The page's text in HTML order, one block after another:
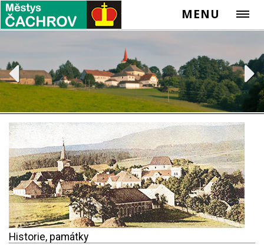
MENU
Historie, památky